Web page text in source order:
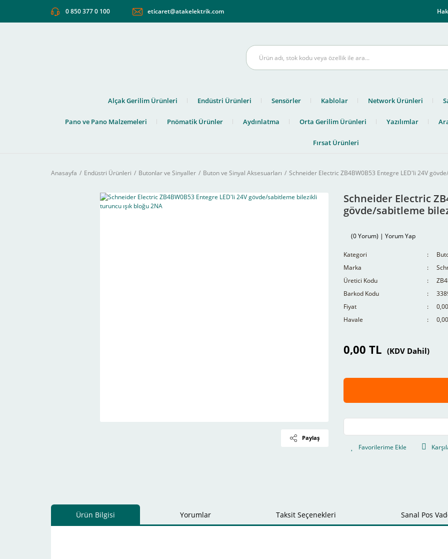
0 850 377 0 100 eticaret@atakelektrik.com
Alçak Gerilim Ürünleri Endüstri Ürünleri Sensörler Kablolar Network Ürünleri
Pano ve Pano Malzemeleri Pnömatik Ürünler Aydınlatma Orta Gerilim Ürünleri Yazılımlar
Fırsat Ürünleri
Anasayfa Endüstri Ürünleri Butonlar ve Sinyaller Buton ve Sinyal Aksesuarları Schneider Electric ZB4BW0B53 Entegre LED'li 24V
Paylaş
Schneider Electric
gövde/sabitleme
(0 Yorum) | Yorum Yap
Kategori
Marka
Üretici Kodu
Barkod Kodu
Fiyat
Havale
0,00 TL (KDV Dahil)
Ürün Bilgisi Yorumlar Taksit Seçenekleri Sanal Pos